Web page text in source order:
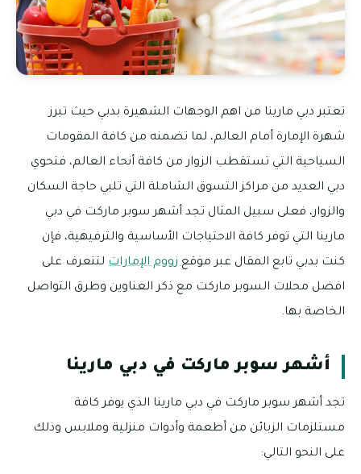
تعتبر دبي مارينا من اهم الوجهات الشهيرة بدبي حيث تبرز
شهرة الإمارة أمام العالم، لما تضمنه من كافة المقومات
السياحية التي تستقطب الزوار من كافة أنحاء العالم، فتحوي
دبي العديد من مراكز التسوق الشاملة التي تلبي حاجة السكان
والزوار، فعلى سبيل المثال تجد أشهر سوبر ماركت في دبي
مارينا التي توفر كافة الاحتياجات الأساسية والترفيهية، فإن
كنت بدبي تابع المقال عبر موقعزووم الإمارات لتتعرف على
افضل محلات السوبر ماركت مع ذكر العناوين وطرق التواصل
الخاصة بها.
أشهر سوبر ماركت في دبي مارينا
تجد أشهر سوبر ماركت في دبي مارينا الذي يوفر كافة
مستلزمات الزبائن من أطعمة وأدوات منزلية وملابس وذلك
على النحو التالي: